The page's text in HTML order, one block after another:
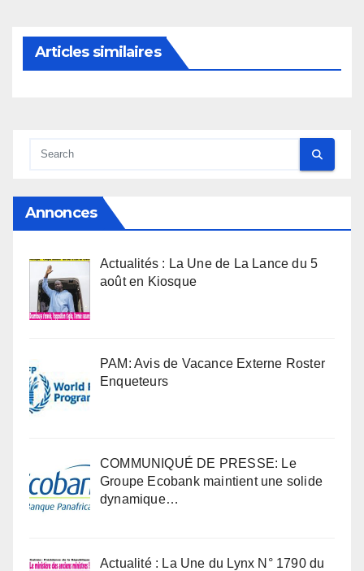
Articles similaires
Annonces
Actualités : La Une de La Lance du 5
août en Kiosque
PAM: Avis de Vacance Externe Roster
Enqueteurs
COMMUNIQUÉ DE PRESSE: Le
Groupe Ecobank maintient une solide
dynamique…
Actualité : La Une du Lynx N° 1790 du